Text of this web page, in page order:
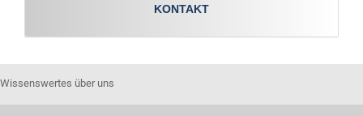
KONTAKT
Wissenswertes über uns